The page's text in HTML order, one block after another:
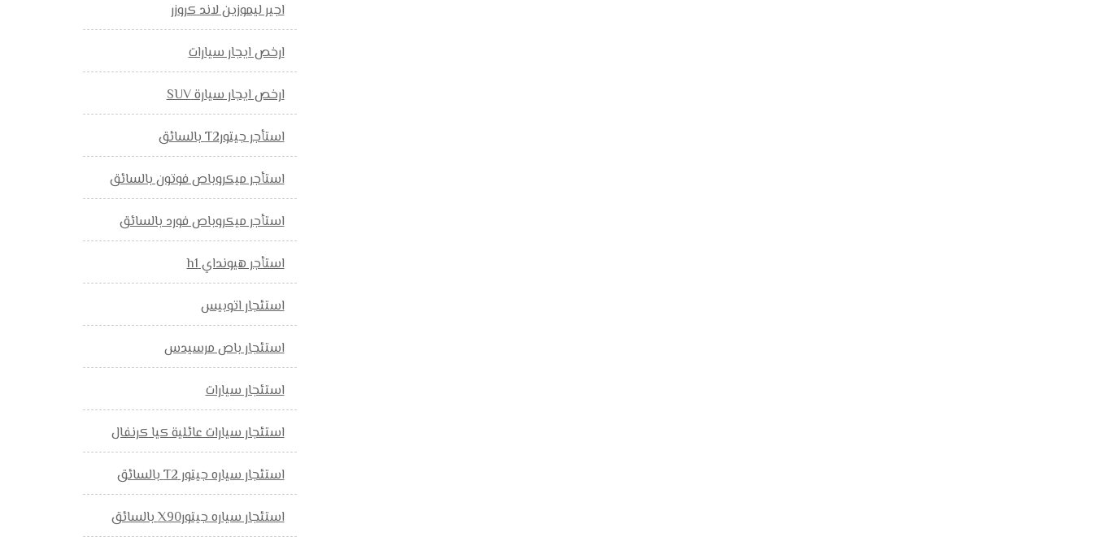
اجير ليموزين لاند كروزر
ارخص ايجار سيارات
ارخص ايجار سيارة SUV
استأجر جيتورT2 بالسائق
استأجر ميكروباص فوتون بالسائق
استأجر ميكروباص فورد بالسائق
استأجر هيونداي h1
استئجار اتوبيس
استئجار باص مرسيدس
استئجار سيارات
استئجار سيارات عائلية كيا كرنفال
استئجار سياره جيتور T2 بالسائق
استئجار سياره جيتورX90 بالسائق